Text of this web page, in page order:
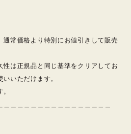
通常価格より特別にお値引きして販売
性は正規品と同じ基準をクリアしてお
いただけます。